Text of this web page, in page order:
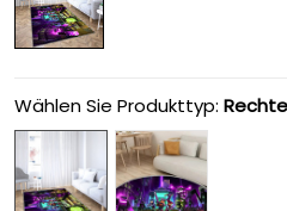
Wählen Sie Produkttyp: